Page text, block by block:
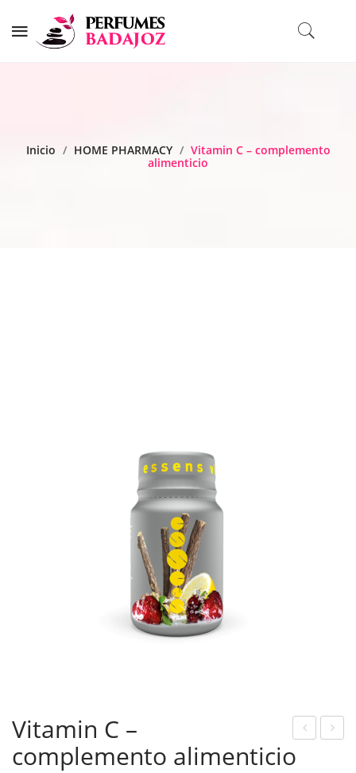
Inicio / HOME PHARMACY / Vitamin C – complemento
alimenticio
Vitamin C –
complemento alimenticio